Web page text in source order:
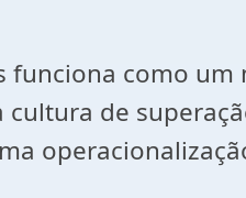
funciona como um
de